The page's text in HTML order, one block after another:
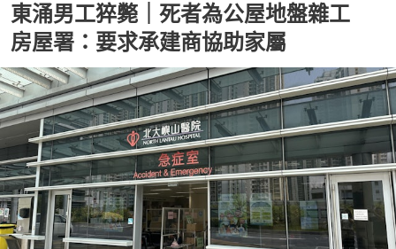
東涌男工猝斃｜死者為公屋地盤雜工
房屋署：要求承建商協助家屬